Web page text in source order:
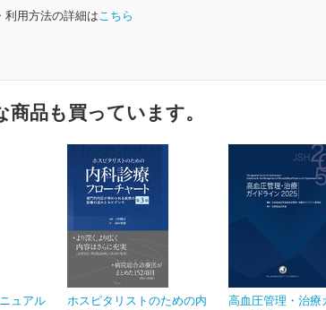
用方法の詳細はこちら
品も買っています。
ュアル
ホスピタリストのための内
高血圧管理・治療